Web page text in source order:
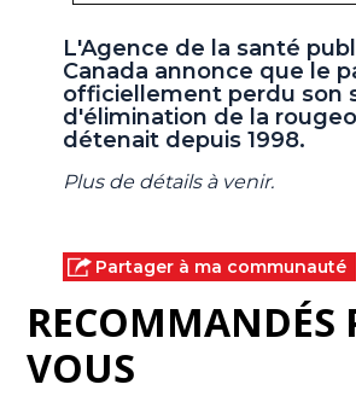
L'Agence de la santé
Canada annonce que le
officiellement perdu son
d'élimination de la
détenait depuis 1998.
Plus de détails à venir.
Partager à ma communauté
RECOMMANDÉS
VOUS